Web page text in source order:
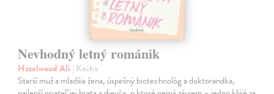
Nevhodný letný románik
Hazelwood Ali | Kniha
Starší muž a mladšia žena, úspešný biotechnológ a doktorandka,